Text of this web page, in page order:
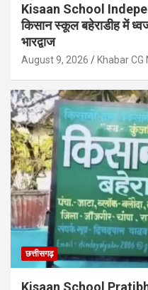
Kisaan School
किसान स्कूल बहेराडीह में
भारद्वाज
August 9, 2026 Khabar CG
छत्तीसगढ़